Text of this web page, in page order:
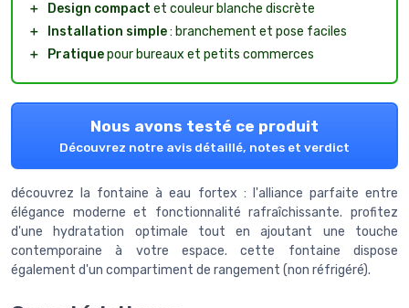
＋
Design compact et couleur blanche discrète
＋
Installation simple: branchement et pose faciles
＋
Pratiquepour bureaux et petits commerces
Nous avons testé ce produit
Découvrez notre avis détaillé, notes et verdict
découvrez la fontaine à eau fortex : l'alliance parfaite entre
élégance moderne et fonctionnalité rafraîchissante. profitez
d'une hydratation optimale tout en ajoutant une touche
contemporaine à votre espace. cette fontaine dispose
également d'un compartiment de rangement (non réfrigéré).